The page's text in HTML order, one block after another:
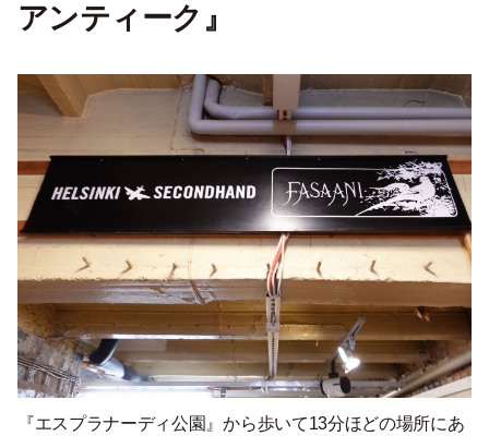
アンティーク』
『エスプラナーディ公園』から歩いて13分ほどの場所にあ